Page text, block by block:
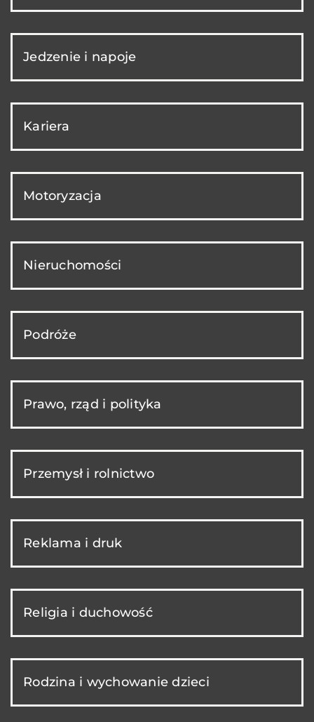
Jedzenie i napoje
Kariera
Motoryzacja
Nieruchomości
Podróże
Prawo, rząd i polityka
Przemysł i rolnictwo
Reklama i druk
Religia i duchowość
Rodzina i wychowanie dzieci